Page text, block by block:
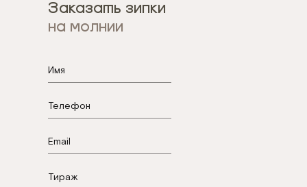
Заказать зипки
на молнии